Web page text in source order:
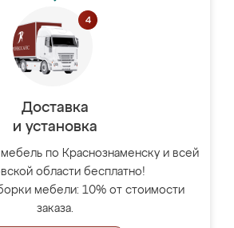
Доставка
и установка
по Краснознаменску и всей
области бесплатно!
мебели: 10% от стоимости
заказа.